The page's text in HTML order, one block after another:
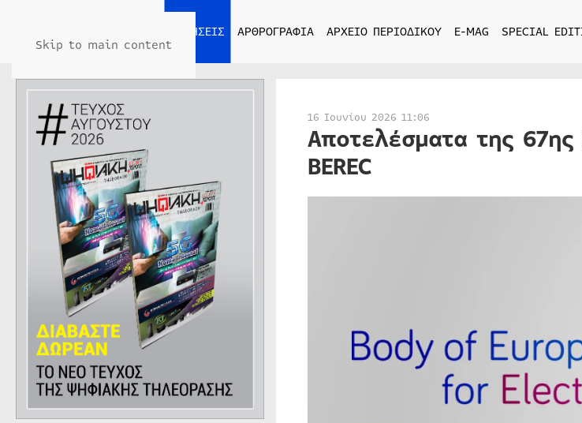
Skip to main content
ΕΙΔΗΣΕΙΣ ΑΡΘΡΟΓΡΑΦΙΑ ΑΡΧΕΙΟ ΠΕΡΙΟΔΙΚΟΥ E-MAG SPECIAL
16 Ιουνίου 2026 11:06
Αποτελέσματα της
BEREC